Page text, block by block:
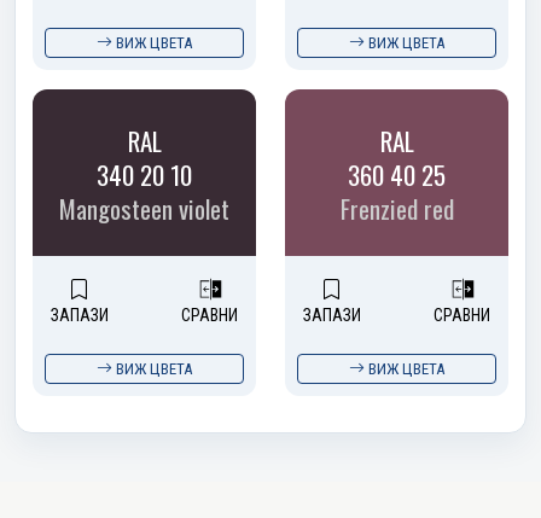
ВИЖ ЦВЕТА ВИЖ ЦВЕТА
RAL
340 20 10
Mangosteen violet
ЗАПАЗИ СРАВНИ
ВИЖ ЦВЕТА
RAL
360 40 25
Frenzied red
ЗАПАЗИ СРАВНИ
ВИЖ ЦВЕТА